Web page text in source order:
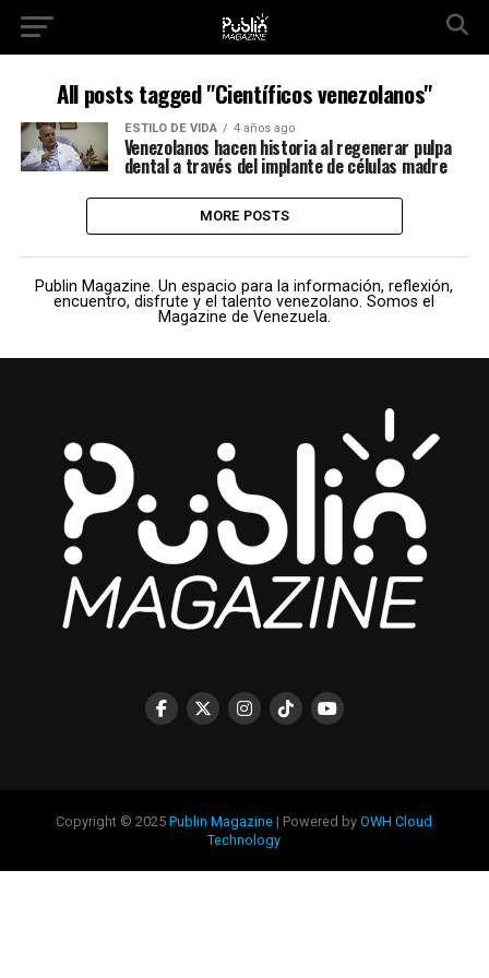
All posts tagged "Científicos venezolanos"
ESTILO DE VIDA 4 años ago
Venezolanos hacen historia al regenerar pulpa
dental a través del implante de células madre
MORE POSTS
Publin Magazine. Un espacio para la información, reflexión,
encuentro, disfrute y el talento venezolano. Somos el
Magazine de Venezuela.
Copyright © 2025Publin Magazine | Powered byOWH Cloud
Technology